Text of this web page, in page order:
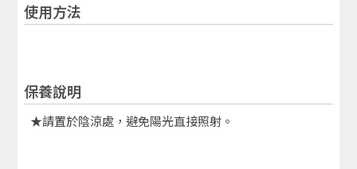
使用方法
保養說明
★請置於陰涼處，避免陽光直接照射。